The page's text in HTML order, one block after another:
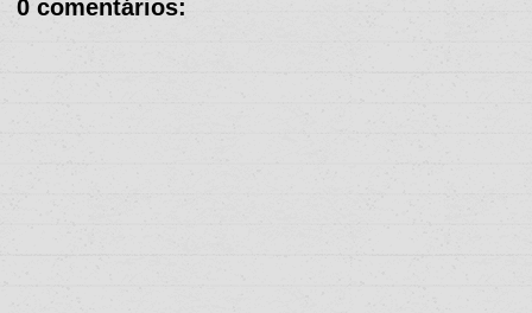
0 comentários: